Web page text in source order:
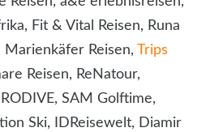
Fit & Vital Reisen, Runa
Marienkäfer Reisen,
Trips
Reisen, ReNatour,
SAM Golftime,
Ski, IDReisewelt, Diamir